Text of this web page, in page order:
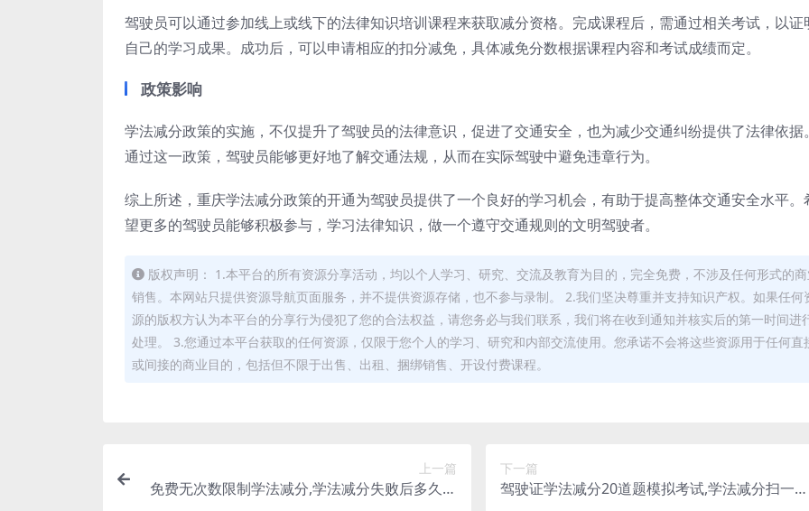
驾驶员可以通过参加线上或线下的法律知识培训课程来获取减分资格。完成课程后，需通过相关考试，以证
自己的学习成果。成功后，可以申请相应的扣分减免，具体减免分数根据课程内容和考试成绩而定。
政策影响
学法减分政策的实施，不仅提升了驾驶员的法律意识，促进了交通安全，也为减少交通纠纷提供了法律依据
通过这一政策，驾驶员能够更好地了解交通法规，从而在实际驾驶中避免违章行为。
综上所述，重庆学法减分政策的开通为驾驶员提供了一个良好的学习机会，有助于提高整体交通安全水平。
望更多的驾驶员能够积极参与，学习法律知识，做一个遵守交通规则的文明驾驶者。
版权声明： 1.本平台的所有资源分享活动，均以个人学习、研究、交流及教育为目的，完全免费，不涉及任何形式的
销售。本网站只提供资源导航页面服务，并不提供资源存储，也不参与录制。 2.我们坚决尊重并支持知识产权。如果任何
源的版权方认为本平台的分享行为侵犯了您的合法权益，请您务必与我们联系，我们将在收到通知并核实后的第一时间进
处理。 3.您通过本平台获取的任何资源，仅限于您个人的学习、研究和内部交流使用。您承诺不会将这些资源用于任何直
或间接的商业目的，包括但不限于出售、出租、捆绑销售、开设付费课程。
上一篇
免费无次数限制学法减分,学法减分失败后多久可
下一篇
驾驶证学法减分20道题模拟考试,学法减分扫一扫